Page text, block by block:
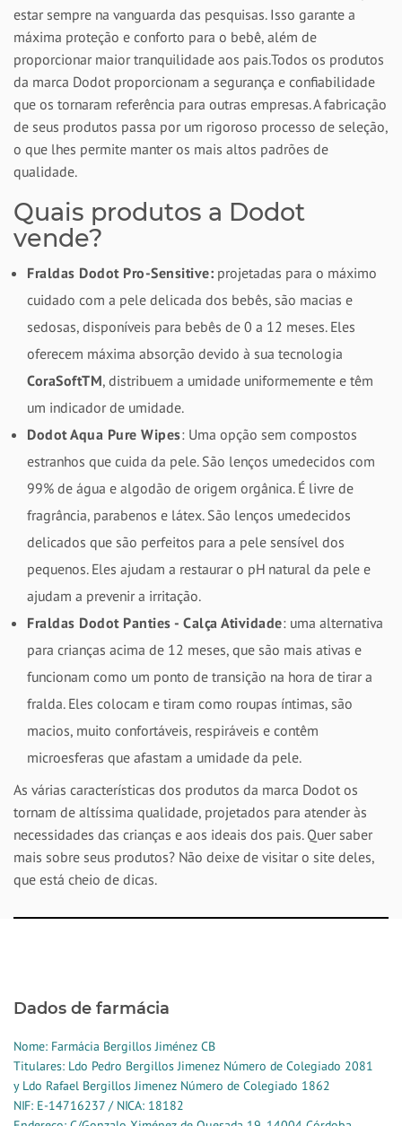
estar sempre na vanguarda das pesquisas. Isso garante a
máxima proteção e conforto para o bebê, além de
proporcionar maior tranquilidade aos pais.Todos os produtos
da marca Dodot proporcionam a segurança e confiabilidade
que os tornaram referência para outras empresas. A fabricação
de seus produtos passa por um rigoroso processo de seleção,
o que lhes permite manter os mais altos padrões de
qualidade.
Quais produtos a Dodot
vende?
Fraldas Dodot Pro-Sensitive: projetadas para o máximo
cuidado com a pele delicada dos bebês, são macias e
sedosas, disponíveis para bebês de 0 a 12 meses. Eles
oferecem máxima absorção devido à sua tecnologia
CoraSoftTM, distribuem a umidade uniformemente e têm
um indicador de umidade.
Dodot Aqua Pure Wipes: Uma opção sem compostos
estranhos que cuida da pele. São lenços umedecidos com
99% de água e algodão de origem orgânica. É livre de
fragrância, parabenos e látex. São lenços umedecidos
delicados que são perfeitos para a pele sensível dos
pequenos. Eles ajudam a restaurar o pH natural da pele e
ajudam a prevenir a irritação.
Fraldas Dodot Panties - Calça Atividade: uma alternativa
para crianças acima de 12 meses, que são mais ativas e
funcionam como um ponto de transição na hora de tirar a
fralda. Eles colocam e tiram como roupas íntimas, são
macios, muito confortáveis, respiráveis e contêm
microesferas que afastam a umidade da pele.
As várias características dos produtos da marca Dodot os
tornam de altíssima qualidade, projetados para atender às
necessidades das crianças e aos ideais dos pais. Quer saber
mais sobre seus produtos? Não deixe de visitar o site deles,
que está cheio de dicas.
Dados de farmácia
Nome: Farmácia Bergillos Jiménez CB
Titulares: Ldo Pedro Bergillos Jimenez Número de Colegiado 2081
y Ldo Rafael Bergillos Jimenez Número de Colegiado 1862
NIF: E-14716237 / NICA: 18182